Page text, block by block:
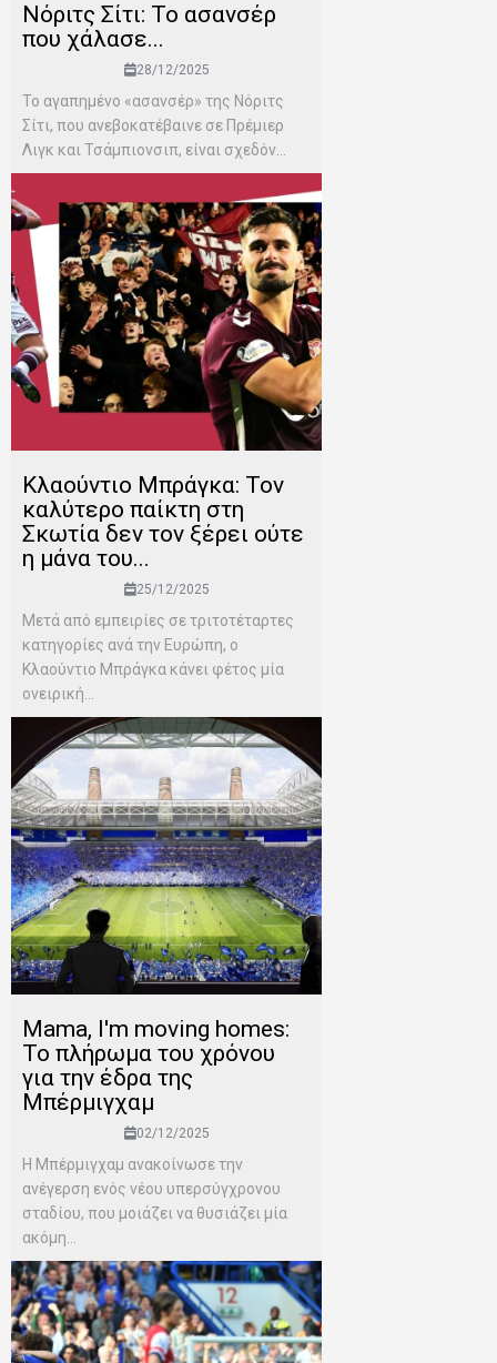
Νόριτς Σίτι: Το ασανσέρ
που χάλασε...
28/12/2025
Το αγαπημένο «ασανσέρ» της Νόριτς
Σίτι, που ανεβοκατέβαινε σε Πρέμιερ
Λιγκ και Τσάμπιονσιπ, είναι σχεδόν...
Κλαούντιο Μπράγκα: Τον
καλύτερο παίκτη στη
Σκωτία δεν τον ξέρει ούτε
η μάνα του...
25/12/2025
Μετά από εμπειρίες σε τριτοτέταρτες
κατηγορίες ανά την Ευρώπη, ο
Κλαούντιο Μπράγκα κάνει φέτος μία
ονειρική...
Mama, I'm moving homes:
Το πλήρωμα του χρόνου
για την έδρα της
Μπέρμιγχαμ
02/12/2025
Η Μπέρμιγχαμ ανακοίνωσε την
ανέγερση ενός νέου υπερσύγχρονου
σταδίου, που μοιάζει να θυσιάζει μία
ακόμη...